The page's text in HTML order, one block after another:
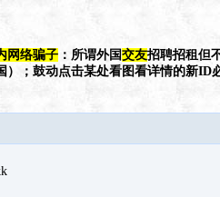
网络骗子 ：所谓外国交友招聘招租但
）；鼓动点击某处看图看详情的新ID